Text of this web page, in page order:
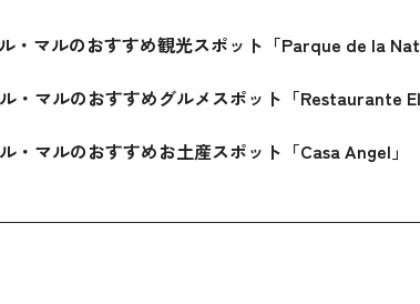
・マルのおすすめ観光スポット「Parque de la
・マルのおすすめグルメスポット「Restaurante
・マルのおすすめお土産スポット「Casa Angel」